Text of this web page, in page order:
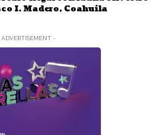
I. Madero, Coahuila
-